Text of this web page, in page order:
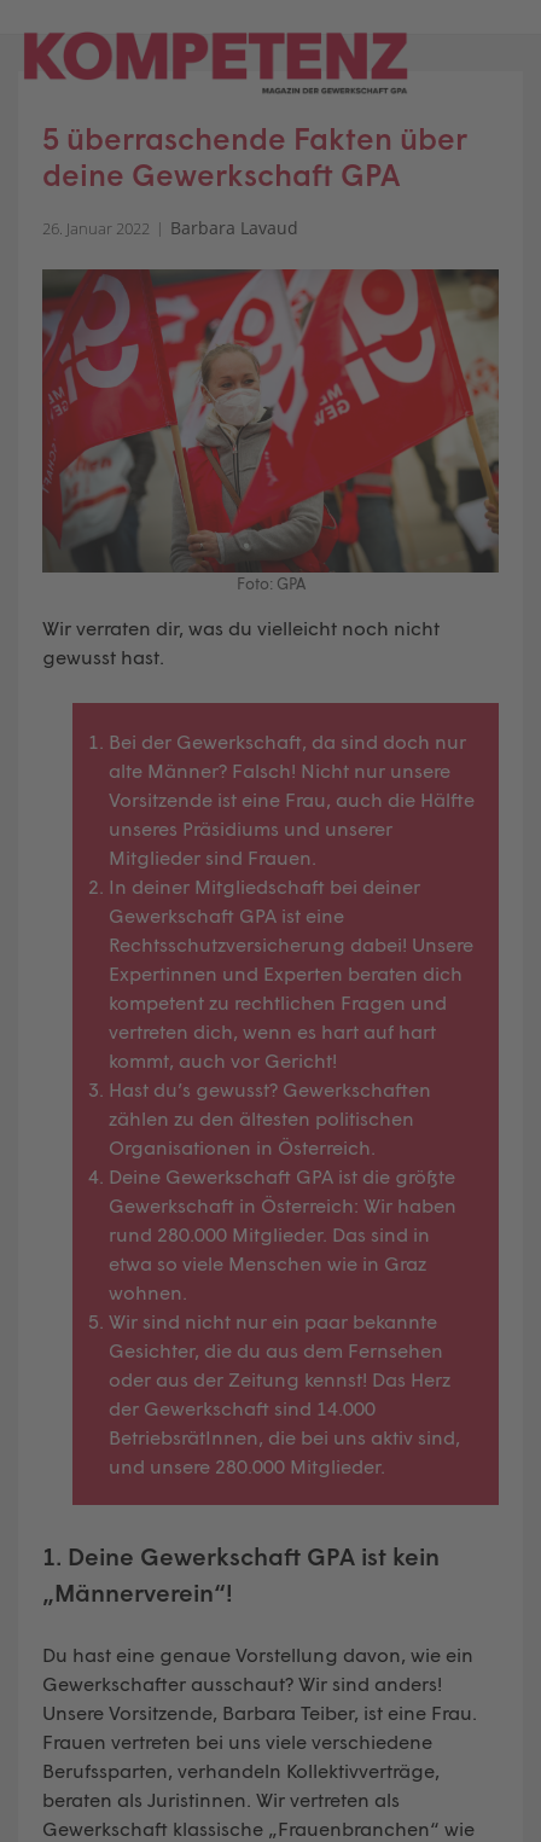
content
5 überraschende Fakten über
deine Gewerkschaft GPA
26. Januar 2022 Barbara Lavaud
Foto: GPA
Wir verraten dir, was du vielleicht noch nicht
gewusst hast.
Bei der Gewerkschaft, da sind doch nur
alte Männer? Falsch! Nicht nur unsere
Vorsitzende ist eine Frau, auch die Hälfte
unseres Präsidiums und unserer
Mitglieder sind Frauen.
In deiner Mitgliedschaft bei deiner
Gewerkschaft GPA ist eine
Rechtsschutzversicherung dabei! Unsere
Expertinnen und Experten beraten dich
kompetent zu rechtlichen Fragen und
vertreten dich, wenn es hart auf hart
kommt, auch vor Gericht!
Hast du’s gewusst? Gewerkschaften
zählen zu den ältesten politischen
Organisationen in Österreich.
Deine Gewerkschaft GPA ist die größte
Gewerkschaft in Österreich: Wir haben
rund 280.000 Mitglieder. Das sind in
etwa so viele Menschen wie in Graz
wohnen.
Wir sind nicht nur ein paar bekannte
Gesichter, die du aus dem Fernsehen
oder aus der Zeitung kennst! Das Herz
der Gewerkschaft sind 14.000
BetriebsrätInnen, die bei uns aktiv sind,
und unsere 280.000 Mitglieder.
1. Deine Gewerkschaft GPA ist kein
„Männerverein“!
Du hast eine genaue Vorstellung davon, wie ein
Gewerkschafter ausschaut? Wir sind anders!
Unsere Vorsitzende, Barbara Teiber, ist eine Frau.
Frauen vertreten bei uns viele verschiedene
Berufssparten, verhandeln Kollektivverträge,
beraten als Juristinnen. Wir vertreten als
Gewerkschaft klassische „Frauenbranchen“ wie